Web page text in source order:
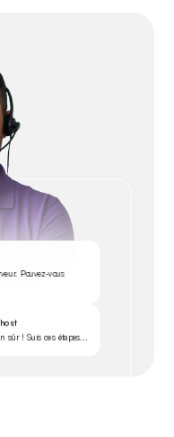
Pouvez-vous
sûr ! Suis ces étapes...